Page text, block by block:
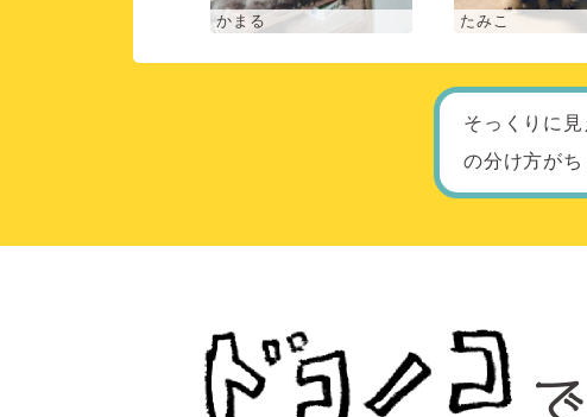
かまる たみこ
そっくりに
の分け方がち